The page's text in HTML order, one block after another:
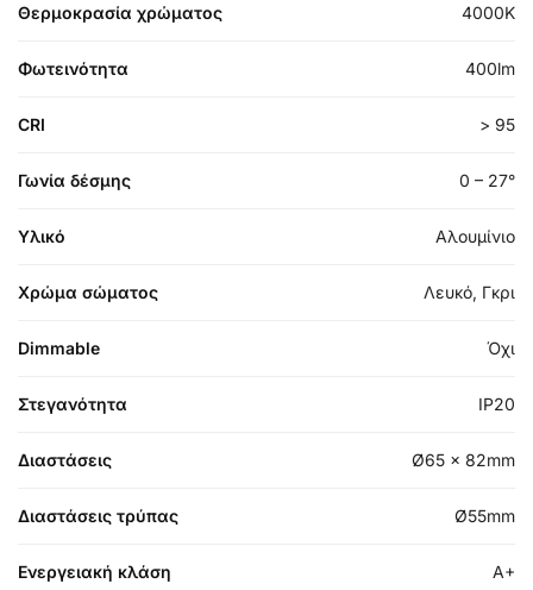
Θερμοκρασία χρώματος 4000K
Φωτεινότητα 400lm
CRI > 95
Γωνία δέσμης 0 – 27°
Υλικό Αλουμίνιο
Χρώμα σώματος Λευκό, Γκρι
Dimmable Όχι
Στεγανότητα IP20
Διαστάσεις Ø65 x 82mm
Διαστάσεις τρύπας Ø55mm
Ενεργειακή κλάση A+